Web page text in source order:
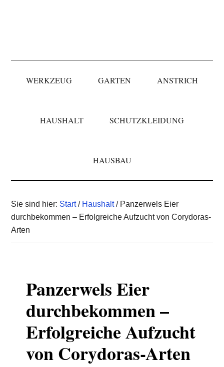
WERKZEUG GARTEN ANSTRICH
HAUSHALT SCHUTZKLEIDUNG
HAUSBAU
Sie sind hier: Start/ Haushalt/ Panzerwels Eier
durchbekommen – Erfolgreiche Aufzucht von Corydoras-
Arten
Panzerwels Eier
durchbekommen –
Erfolgreiche Aufzucht
von Corydoras-Arten